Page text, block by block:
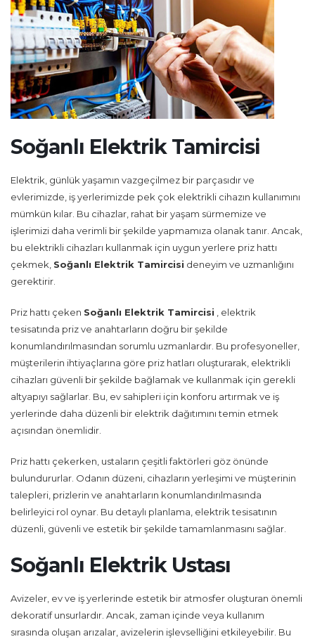
Soğanlı Elektrik Tamircisi
Elektrik, günlük yaşamın vazgeçilmez bir parçasıdır ve
evlerimizde, iş yerlerimizde pek çok elektrikli cihazın kullanımını
mümkün kılar. Bu cihazlar, rahat bir yaşam sürmemize ve
işlerimizi daha verimli bir şekilde yapmamıza olanak tanır. Ancak,
bu elektrikli cihazları kullanmak için uygun yerlere priz hattı
çekmek, Soğanlı Elektrik Tamircisi deneyim ve uzmanlığını
gerektirir.
Priz hattı çeken Soğanlı Elektrik Tamircisi , elektrik
tesisatında priz ve anahtarların doğru bir şekilde
konumlandırılmasından sorumlu uzmanlardır. Bu profesyoneller,
müşterilerin ihtiyaçlarına göre priz hatları oluşturarak, elektrikli
cihazları güvenli bir şekilde bağlamak ve kullanmak için gerekli
altyapıyı sağlarlar. Bu, ev sahipleri için konforu artırmak ve iş
yerlerinde daha düzenli bir elektrik dağıtımını temin etmek
açısından önemlidir.
Priz hattı çekerken, ustaların çeşitli faktörleri göz önünde
bulundururlar. Odanın düzeni, cihazların yerleşimi ve müşterinin
talepleri, prizlerin ve anahtarların konumlandırılmasında
belirleyici rol oynar. Bu detaylı planlama, elektrik tesisatının
düzenli, güvenli ve estetik bir şekilde tamamlanmasını sağlar.
Soğanlı Elektrik Ustası
Avizeler, ev ve iş yerlerinde estetik bir atmosfer oluşturan önemli
dekoratif unsurlardır. Ancak, zaman içinde veya kullanım
sırasında oluşan arızalar, avizelerin işlevselliğini etkileyebilir. Bu